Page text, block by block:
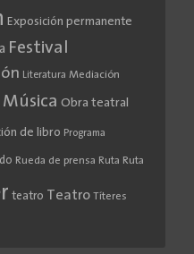
Exposición permanente
Festival
Literatura Mediación
Música Obra teatral
de libro Programa
Rueda de prensa Ruta Ruta
teatro Teatro Títeres